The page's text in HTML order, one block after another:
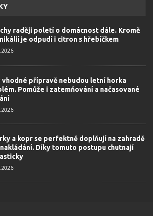
raději poletí o domácnost dále. Kromě
je odpudí i citron s hřebíčkem
vhodné přípravě nebudou letní horka
Pomůže i zatemňování a načasované
a kopr se perfektně doplňují na zahradě
Díky tomuto postupu chutnají